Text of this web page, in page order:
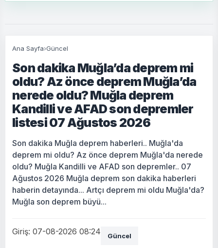
Ana Sayfa›Güncel
Son dakika Muğla’da deprem mi
oldu? Az önce deprem Muğla’da
nerede oldu? Muğla deprem
Kandilli ve AFAD son depremler
listesi 07 Ağustos 2026
Son dakika Muğla deprem haberleri.. Muğla'da
deprem mi oldu? Az önce deprem Muğla'da nerede
oldu? Muğla Kandilli ve AFAD son depremler.. 07
Ağustos 2026 Muğla deprem son dakika haberleri
haberin detayında... Artçı deprem mi oldu Muğla'da?
Muğla son deprem büyü...
Giriş: 07-08-2026 08:24 Güncel